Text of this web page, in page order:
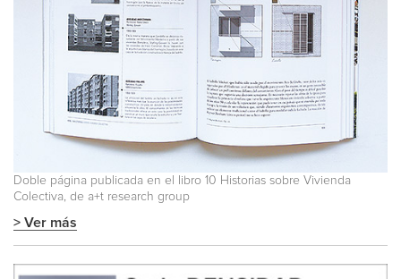
Doble página publicada en el libro 10 Historias sobre Vivienda
Colectiva, de a+t research group
> Ver más